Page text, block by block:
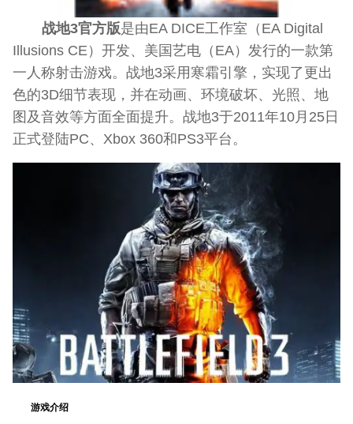
战地3官方版是由EA DICE工作室（EA Digital
Illusions CE）开发、美国艺电（EA）发行的一款第
一人称射击游戏。战地3采用寒霜引擎，实现了更出
色的3D细节表现，并在动画、环境破坏、光照、地
图及音效等方面全面提升。战地3于2011年10月25日
正式登陆PC、Xbox 360和PS3平台。
游戏介绍